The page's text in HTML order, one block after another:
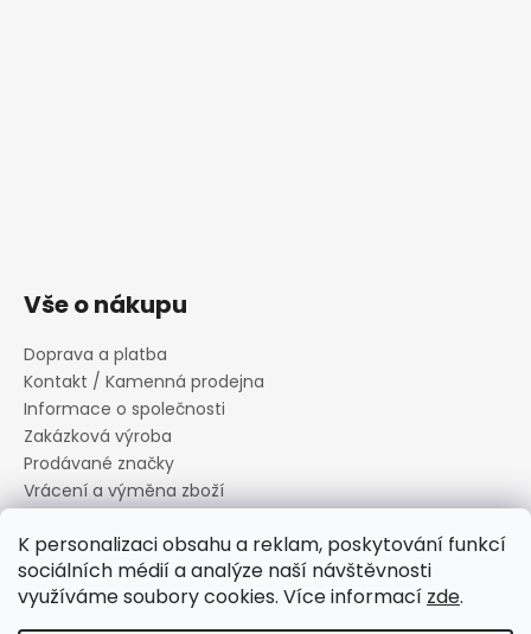
K personalizaci obsahu a reklam, poskytování funkcí
sociálních médií a analýze naší návštěvnosti
využíváme soubory cookies. Více informací zde.
Vše o nákupu
Doprava a platba
Kontakt / Kamenná prodejna
Informace o společnosti
Zakázková výroba
Prodávané značky
Vrácení a výměna zboží
Informace o souborech cookies
Reklamační řád
Obchodní podmínky